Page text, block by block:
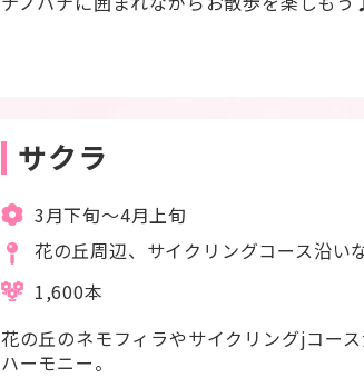
サクラ
3月下旬～4月上旬
花の丘周辺、サイクリングコース沿い
1,600本
花の丘のネモフィラやサイクリングjコー
ハーモニー。